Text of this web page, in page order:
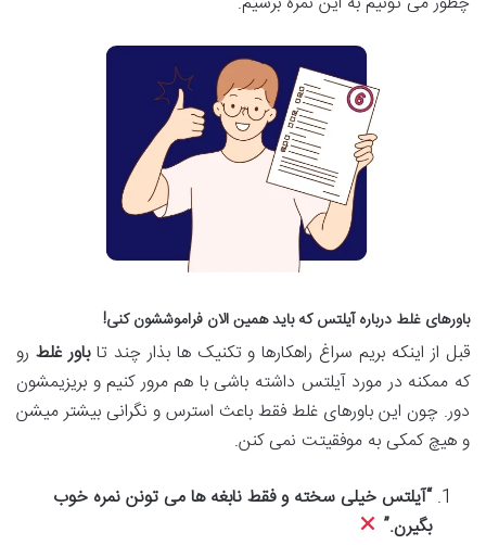
باورهای غلط درباره آیلتس که باید همین الان فراموششون کنی!
قبل از اینکه بریم سراغ راهکارها و تکنیک ها بذار چند تاباور غلط رو
که ممکنه در مورد آیلتس داشته باشی با هم مرور کنیم و بریزیمشون
دور. چون این باورهای غلط فقط باعث استرس و نگرانی بیشتر میشن
و هیچ کمکی به موفقیتت نمی کنن.
“آیلتس خیلی سخته و فقط نابغه ها می تونن نمره خوب
بگیرن.”